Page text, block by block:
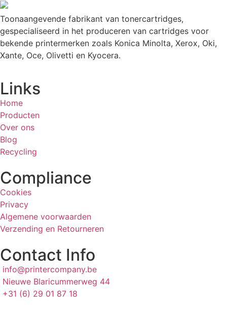
Toonaangevende fabrikant van tonercartridges,
gespecialiseerd in het produceren van cartridges voor
bekende printermerken zoals Konica Minolta, Xerox, Oki,
Xante, Oce, Olivetti en Kyocera.
Links
Home
Producten
Over ons
Blog
Recycling
Compliance
Cookies
Privacy
Algemene voorwaarden
Verzending en Retourneren
Contact Info
info@printercompany.be
Nieuwe Blaricummerweg 44
+31 (6) 29 01 87 18